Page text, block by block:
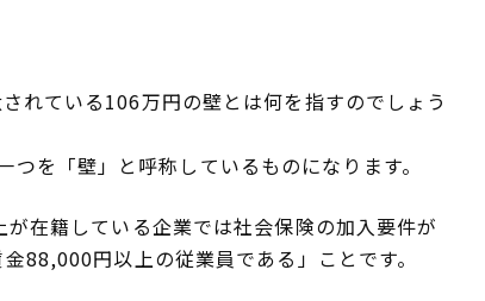
れている106万円の壁とは何を指すのでしょう
を「壁」と呼称しているものになります。
在籍している企業では社会保険の加入要件が
88,000円以上の従業員である」ことです。